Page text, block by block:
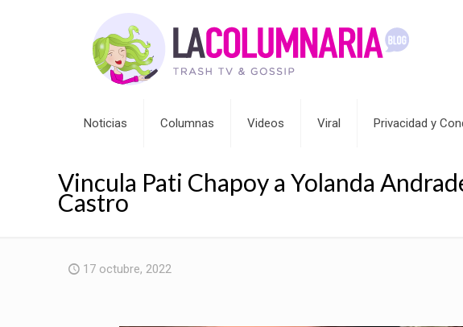
Noticias Columnas Videos Viral Privacidad y
Vincula Pati Chapoy a Yolanda
Castro
17 octubre, 2022